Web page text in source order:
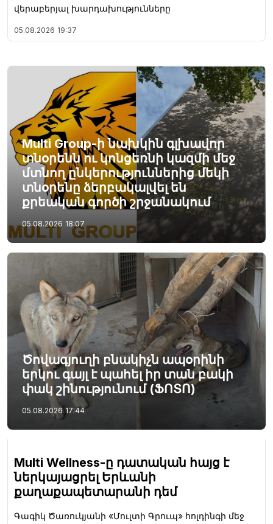
վերաբերյալ խարդախությունները
05.08.2026 19:37
Multi Group-ի նախկին գլխավոր
տնօրենն ու կոնցեռնի կազմի մեջ
մտնող ընկերություններից մեկի
տնօրենը ձերբակալվել են
քրեական գործի շրջանակում
05.08.2026 18:07
Ծովագյուղի բնակիչն ապօրինի
երկու գայլ է պահել իր տան բակի
փակ շինությունում (ՖՈՏՈ)
05.08.2026 17:44
Multi Wellness-ը դատական հայց է
ներկայացրել Երևանի
քաղաքապետարանի դեմ
Գագիկ Ծառուկյանի «Մուլտի Գրուպ» հոլդինգի մեջ